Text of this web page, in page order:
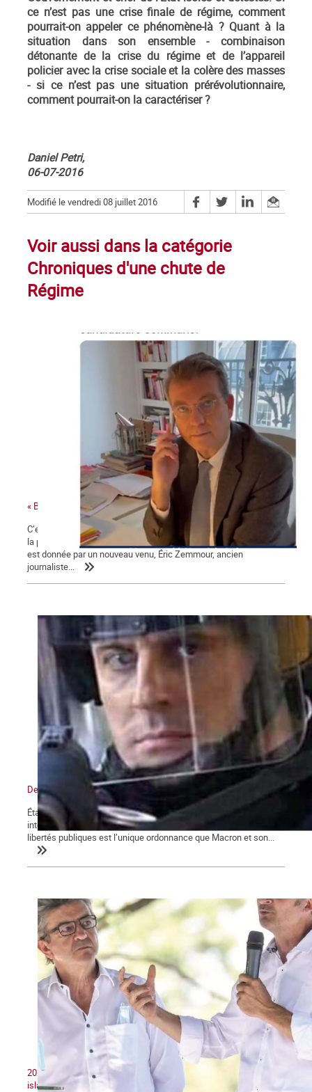
ce n’est pas une crise finale de régime, comment
pourrait-on appeler ce phénomène-là ? Quant à la
situation dans son ensemble - combinaison
détonante de la crise du régime et de l’appareil
policier avec la crise sociale et la colère des masses
- si ce n’est pas une situation prérévolutionnaire,
comment pourrait-on la caractériser ?
Daniel Petri,
06-07-2016
Modifié le vendredi 08 juillet 2016
Voir aussi dans la catégorie
Chroniques d'une chute de
Régime
« Bonjour Jean-Luc, c’est Arnaud Montebourg »
C’est une campagne présidentielle encore plus nauséabonde que
la précédente. Une campagne « à droite toute » dont la mesure
est donnée par un nouveau venu, Éric Zemmour, ancien
journaliste...
De l’état d’urgence sanitaire à l’État policier
État d’urgence, confinements, couvre-feu, attestations de sorties,
interdictions de rassemblements, la restriction des droits et
libertés publiques est l’unique ordonnance que Macron et son...
2020 : Unité nationale, patriotisme et lutte contre le séparatisme
islamiste